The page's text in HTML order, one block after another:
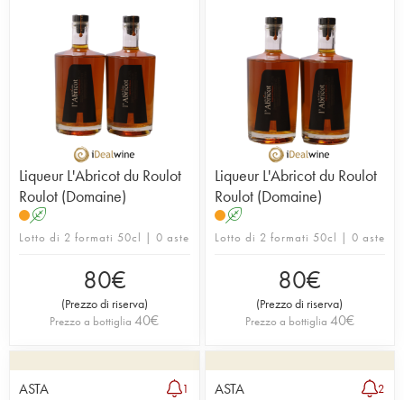
Liqueur L'Abricot du Roulot
Roulot (Domaine)
A
Lotto di 2 formati 50cl | 0 aste
80€
(Prezzo di riserva)
Prezzo a bottiglia 40€
Liqueur L'Abricot du Roulot
Roulot (Domaine)
A
Lotto di 2 formati 50cl | 0 aste
80€
(Prezzo di riserva)
Prezzo a bottiglia 40€
ASTA 1 ASTA 2